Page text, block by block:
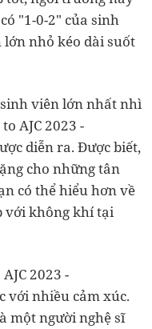
"1-0-2" của sinh
lớn nhỏ kéo dài suốt
viên lớn nhất nhì
AJC 2023 -
diễn ra. Được biết,
cho những tân
có thể hiểu hơn về
với không khí tại
2023 -
với nhiều cảm xúc.
một người nghệ sĩ